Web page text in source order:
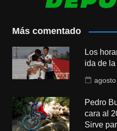
Más comentado
Los
ida de
Pedro
cara al
Sirve